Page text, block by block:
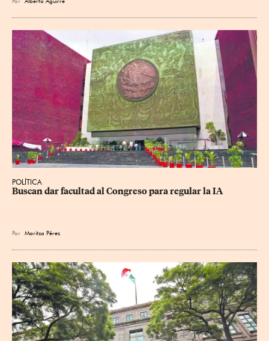
POLÍTICA
Buscan dar facultad al Congreso para regular la IA
Por Maritza Pérez